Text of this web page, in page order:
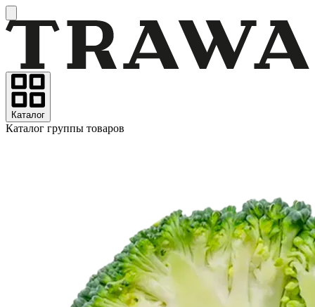
Каталог
Каталог группы товаров